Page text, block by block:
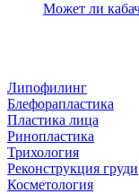
Может ли
Липофилинг
Блефорапластика
Пластика лица
Ринопластика
Трихология
Реконструкция груди
Косметология